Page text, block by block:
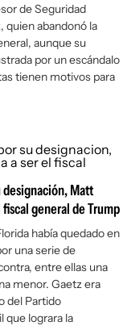
de Seguridad
quien abandonó la
aunque su
por un escándalo
tienen motivos para
designación, Matt
general de Trump
había quedado en
una serie de
entre ellas una
menor. Gaetz era
del Partido
que lograra la